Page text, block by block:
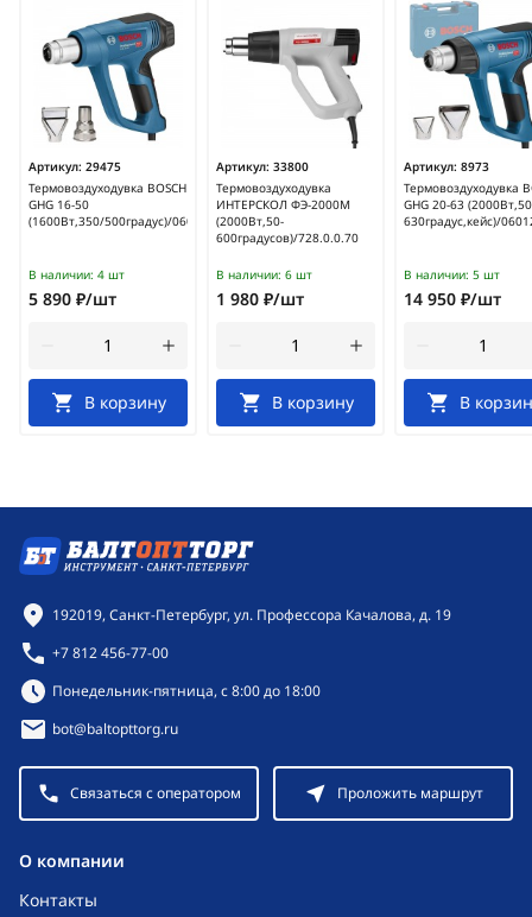
Артикул: 29475
Термовоздуходувка BOSCH
GHG 16-50
(1600Вт,350/500градус)/06012A60K0
В наличии: 4 шт
5 890 ₽/шт
В корзину
Артикул: 33800
Термовоздуходувка
ИНТЕРСКОЛ ФЭ-2000М
(2000Вт,50-
600градусов)/728.0.0.70
В наличии: 6 шт
1 980 ₽/шт
В корзину
Артикул: 8973
Термовоздуходувка
GHG 20-63
630градус,кейс)/
В наличии: 5 шт
14 950 ₽/шт
В
O компании
Контакты
Контактная информация
192019, Санкт-Петербург, ул. Профессора Качалова, д. 19
+7 812 456-77-00
Режим работы:
Понедельник-пятница, с 8:00 до 18:00
bot@baltopttorg.ru
Связаться с оператором Проложить маршрут